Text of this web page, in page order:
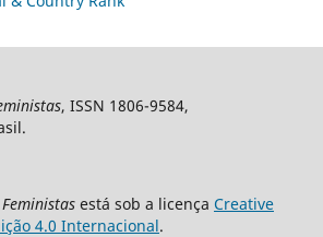
, ISSN 1806-9584,
está sob a licença Creative
4.0 Internacional.